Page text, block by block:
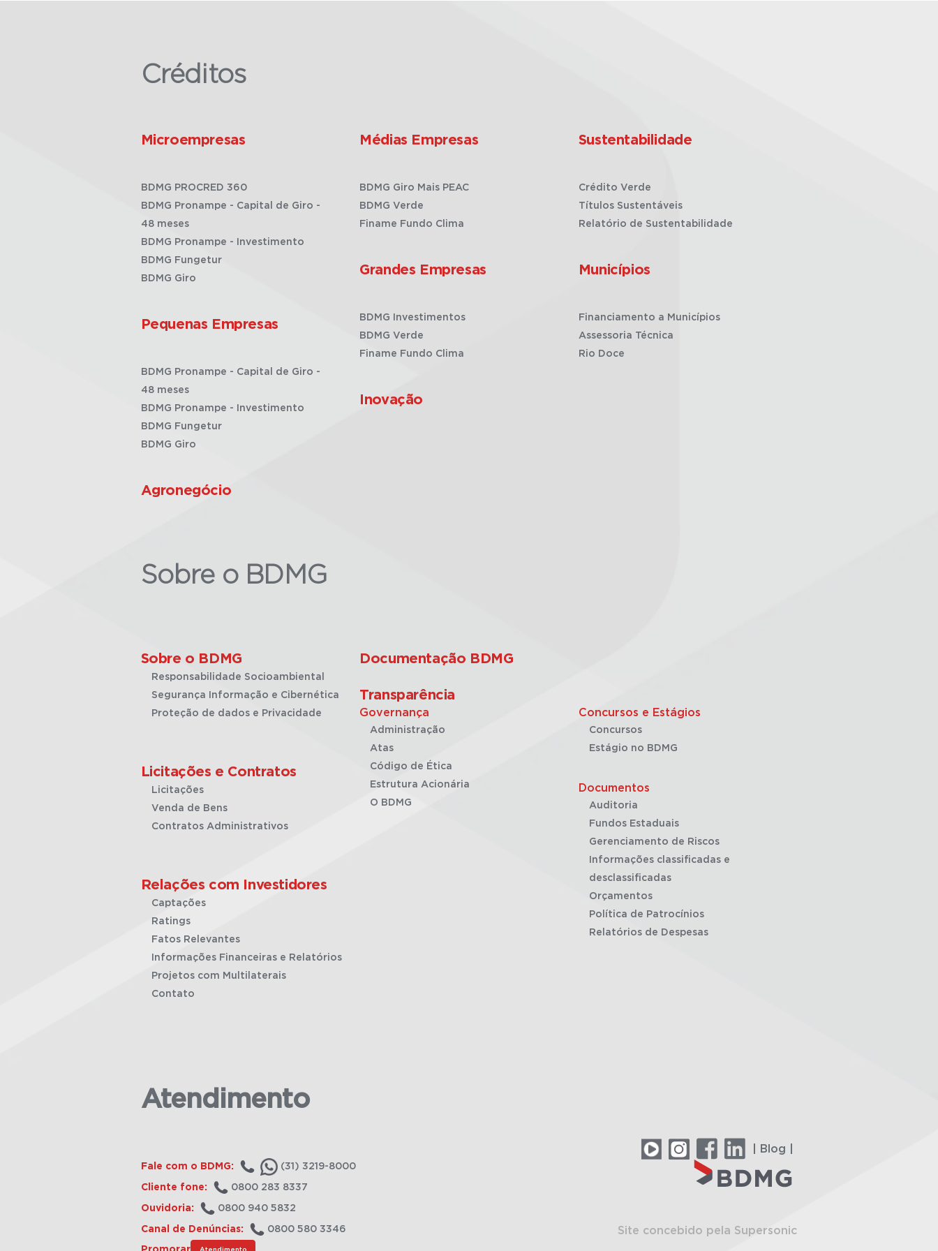
Créditos
Microempresas
BDMG PROCRED 360
BDMG Pronampe - Capital de Giro -
48 meses
BDMG Pronampe - Investimento
BDMG Fungetur
BDMG Giro
Pequenas Empresas
BDMG Pronampe - Capital de Giro -
48 meses
BDMG Pronampe - Investimento
BDMG Fungetur
BDMG Giro
Agronegócio
Médias Empresas
BDMG Giro Mais PEAC
BDMG Verde
Finame Fundo Clima
Grandes Empresas
BDMG Investimentos
BDMG Verde
Finame Fundo Clima
Inovação
Sustentabilidade
Crédito Verde
Títulos Sustentáveis
Relatório de Sustentabilidade
Municípios
Financiamento a Municípios
Assessoria Técnica
Rio Doce
Sobre o BDMG
Sobre o BDMG
Responsabilidade Socioambiental
Segurança Informação e Cibernética
Proteção de dados e Privacidade
Licitações e Contratos
Licitações
Venda de Bens
Contratos Administrativos
Relações com Investidores
Captações
Ratings
Fatos Relevantes
Informações Financeiras e Relatórios
Projetos com Multilaterais
Contato
Documentação BDMG
Transparência
Governança
Administração
Atas
Código de Ética
Estrutura Acionária
O BDMG
Concursos e Estágios
Concursos
Estágio no BDMG
Documentos
Auditoria
Fundos Estaduais
Gerenciamento de Riscos
Informações classificadas e
desclassificadas
Orçamentos
Política de Patrocínios
Relatórios de Despesas
Atendimento
Fale com o BDMG: (31) 3219-8000
Cliente fone: 0800 283 8337
Ouvidoria: 0800 940 5832
Canal de Denúncias: 0800 580 3346
Atendimento
| Blog |
Site concebido pela Supersonic